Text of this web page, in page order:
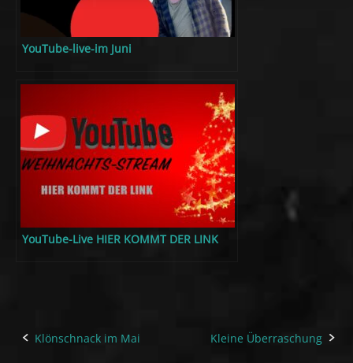
YouTube-live-im Juni
YouTube-Live HIER KOMMT DER LINK
Post
Klönschnack im Mai Kleine Überraschung